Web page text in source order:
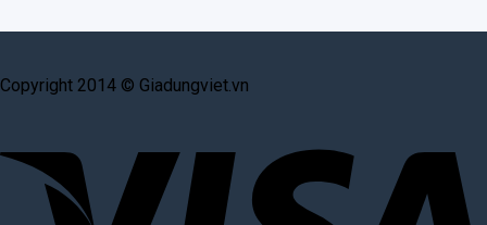
Copyright 2014 © Giadungviet.vn